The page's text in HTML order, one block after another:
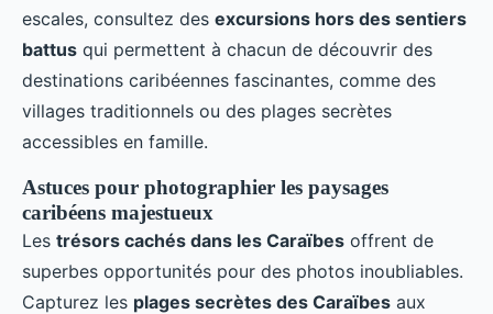
escales, consultez des excursions hors des sentiers
battus qui permettent à chacun de découvrir des
destinations caribéennes fascinantes, comme des
villages traditionnels ou des plages secrètes
accessibles en famille.
Astuces pour photographier les paysages
caribéens majestueux
Les trésors cachés dans les Caraïbes offrent de
superbes opportunités pour des photos inoubliables.
Capturez les plages secrètes des Caraïbes aux